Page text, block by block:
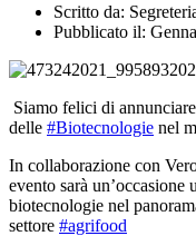
Scritto da:
Pubblicato il:
Siamo felici di
delle #Biotecnologie nel
In collaborazione con
evento sarà un’occasione
biotecnologie nel
settore #agrifood